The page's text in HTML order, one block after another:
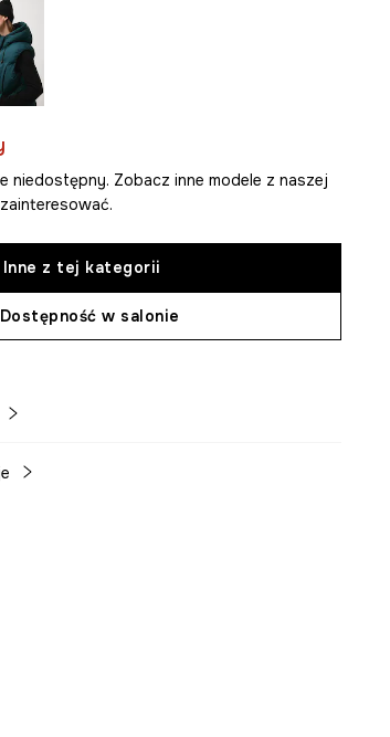
niedostępny. Zobacz inne modele z naszej
Inne z tej kategorii
Dostępność w salonie